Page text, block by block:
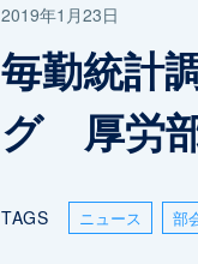
2019年1月23日
毎勤統計
グ 厚労
TAGS ニュース 部